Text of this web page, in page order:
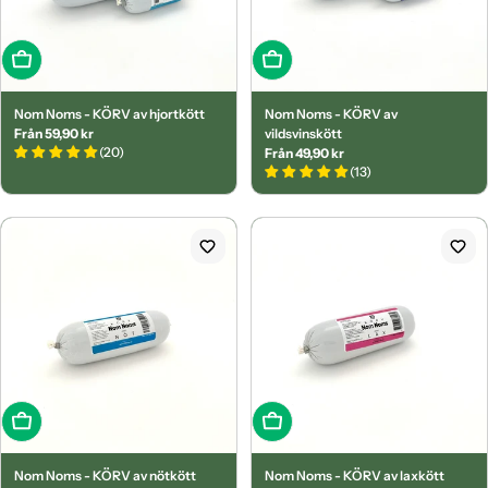
Välj alternativ
Nom Noms - KÖRV av hjortkött
Ordinarie
pris
Från 59,90 kr
(20)
Välj alternativ
Nom Noms - KÖRV av
vildsvinskött
Ordinarie
pris
Från 49,90 kr
(13)
Lägg i varukorg
Nom Noms - KÖRV av nötkött
Välj alternativ
Nom Noms - KÖRV av laxkött